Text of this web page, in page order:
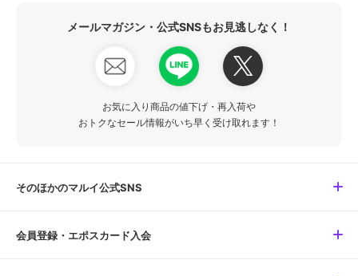
メールマガジン・公式SNSもお見逃しなく！
お気に入り商品の値下げ・再入荷や
おトクなセール情報がいち早く受け取れます！
そのほかのマルイ公式SNS
会員登録・エポスカード入会